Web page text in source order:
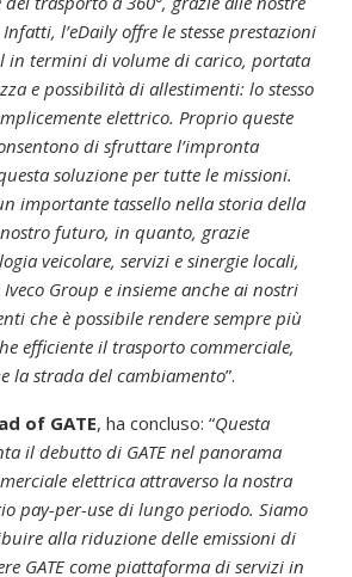
l’eDaily offre le stesse prestazioni
in termini di volume di carico, portata
e possibilità di allestimenti: lo stesso
elettrico. Proprio queste
di sfruttare l’impronta
soluzione per tutte le missioni.
importante tassello nella storia della
futuro, in quanto, grazie
veicolare, servizi e sinergie locali,
Group e insieme anche ai nostri
che è possibile rendere sempre più
efficiente il trasporto commerciale,
la strada del cambiamento”.
of GATE, ha concluso: “Questa
il debutto di GATE nel panorama
elettrica attraverso la nostra
pay-per-use di lungo periodo. Siamo
alla riduzione delle emissioni di
GATE come piattaforma di servizi in